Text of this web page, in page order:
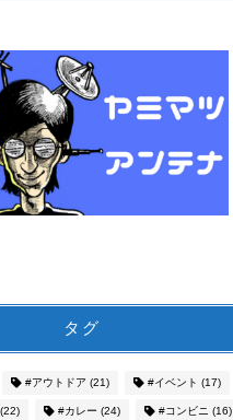
タグ
#アウトドア (21) #イベント (17)
(22) #カレー (24) #コンビニ (16)